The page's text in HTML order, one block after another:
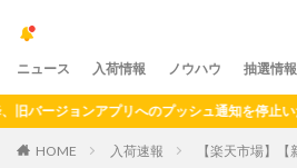
ニュース 入荷情報 ノウハウ 抽選情報
ジョンアプリへのプッシュ通知を停止いたし
HOME 入荷速報 【楽天市場】